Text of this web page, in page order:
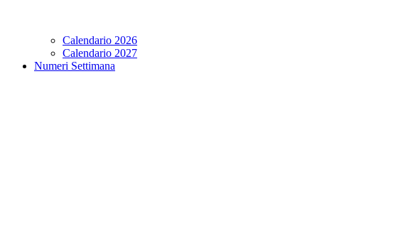
Calendario 2026
Calendario 2027
Numeri Settimana